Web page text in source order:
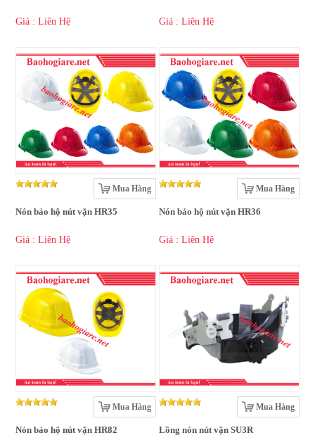
Giá : Liên Hệ Giá : Liên Hệ
Mua Hàng
Nón bảo hộ nút vặn HR35
Giá : Liên Hệ
Mua Hàng
Nón bảo hộ nút vặn HR36
Giá : Liên Hệ
Mua Hàng
Nón bảo hộ nút vặn HR82
Mua Hàng
Lồng nón nút vặn SU3R